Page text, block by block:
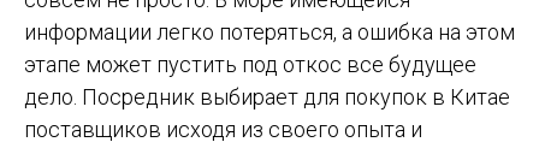
информации легко потеряться, а ошибка на этом
этапе может пустить под откос все будущее
дело. Посредник выбирает для покупок в Китае
поставщиков исходя из своего опыта и